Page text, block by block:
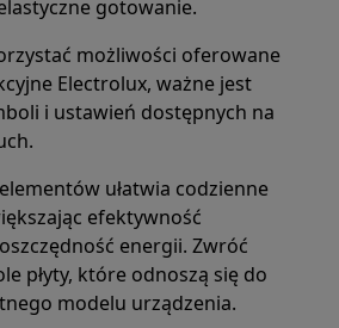
gotowanie.
możliwości oferowane
Electrolux, ważne jest
i ustawień dostępnych na
ułatwia codzienne
efektywność
energii. Zwróć
płyty, które odnoszą się do
modelu urządzenia.